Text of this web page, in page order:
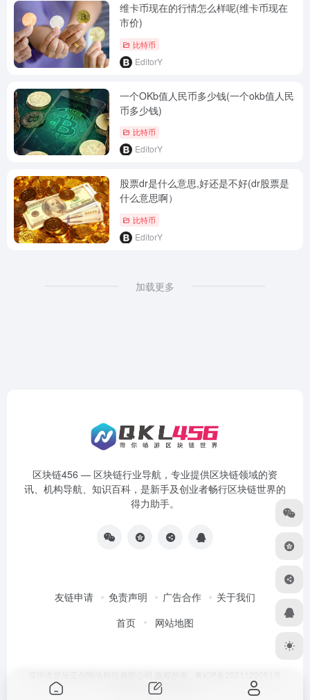
维卡币现在的行情怎么样呢(维卡币现在
市价)
比特币
EditorY
一个OKb值人民币多少钱(一个okb值人民
币多少钱)
比特币
EditorY
股票dr是什么意思,好还是不好(dr股票是
什么意思啊）
比特币
EditorY
加载更多
区块链456 — 区块链行业导航，专业提供区块链领域的资
讯、机构导航、知识百科，是新手及创业者畅行区块链世界的
得力助手。
友链申请 免责声明 广告合作
关于我们
首页
网站地图
Designed by区块链456